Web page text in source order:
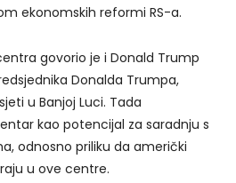
ekonomskih reformi RS-a.
govorio je i Donald Trump
Donalda Trumpa,
u Banjoj Luci. Tada
kao potencijal za saradnju s
odnosno priliku da američki
u ove centre.